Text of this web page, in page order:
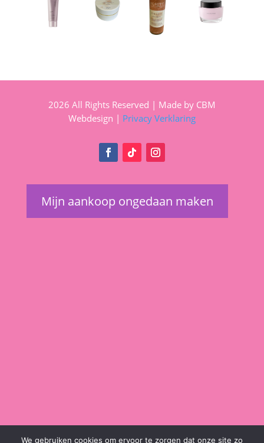
2026 All Rights Reserved | Made by CBM
Webdesign | Privacy Verklaring
Mijn aankoop ongedaan maken
We gebruiken cookies om ervoor te zorgen dat onze site zo